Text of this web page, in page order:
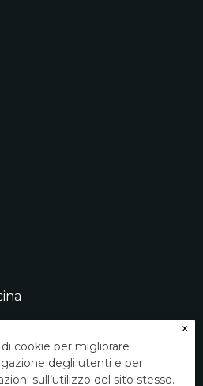
×
cookie per migliorare
degli utenti e per
sull’utilizzo del sito stesso.